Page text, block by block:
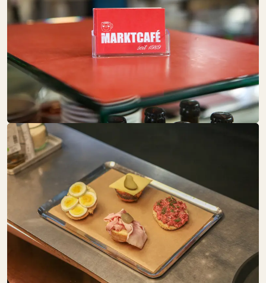
DRUNK BY
NATURE
10:00 – 19:00
Getränke
SA:
Obst + Gemüse
Speisekammer
Süßes
FLEISCHEREI
RALF FRINDT
SA:10:00 – 18:00